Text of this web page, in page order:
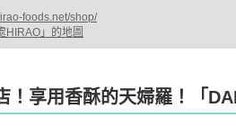
foods.net/shop/
HIRAO」的地圖
！享用香酥的天婦羅！「